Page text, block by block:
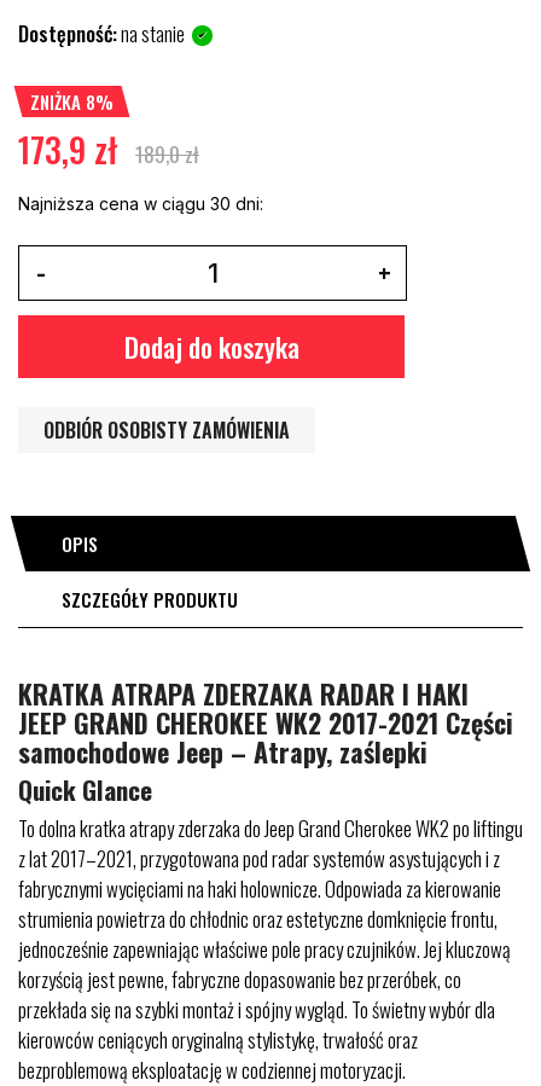
Dostępność:na stanie
ZNIŻKA 8%
173,9 zł 189,0 zł
Najniższa cena w ciągu 30 dni:
Dodaj do koszyka
ODBIÓR OSOBISTY ZAMÓWIENIA
OPIS
SZCZEGÓŁY PRODUKTU
KRATKA ATRAPA ZDERZAKA RADAR I HAKI
JEEP GRAND CHEROKEE WK2 2017-2021 Części
samochodowe Jeep – Atrapy, zaślepki
Quick Glance
To dolna kratka atrapy zderzaka do Jeep Grand Cherokee WK2 po liftingu
z lat 2017–2021, przygotowana pod radar systemów asystujących i z
fabrycznymi wycięciami na haki holownicze. Odpowiada za kierowanie
strumienia powietrza do chłodnic oraz estetyczne domknięcie frontu,
jednocześnie zapewniając właściwe pole pracy czujników. Jej kluczową
korzyścią jest pewne, fabryczne dopasowanie bez przeróbek, co
przekłada się na szybki montaż i spójny wygląd. To świetny wybór dla
kierowców ceniących oryginalną stylistykę, trwałość oraz
bezproblemową eksploatację w codziennej motoryzacji.